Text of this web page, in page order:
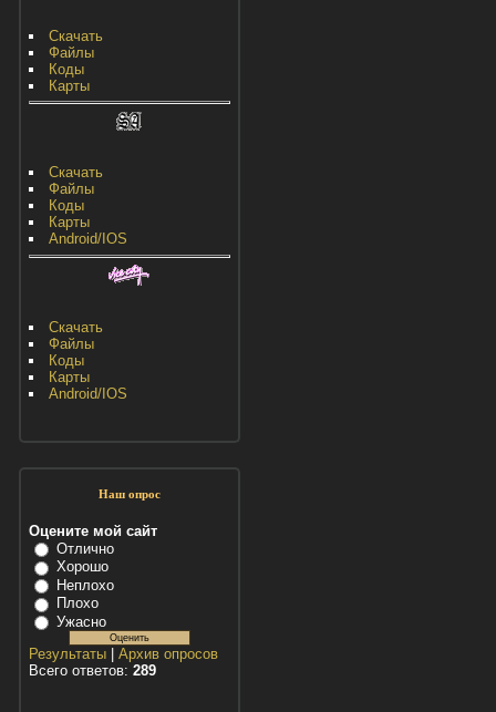
Скачать
Файлы
Коды
Карты
Скачать
Файлы
Коды
Карты
Android/IOS
Скачать
Файлы
Коды
Карты
Android/IOS
Наш опрос
Оцените мой сайт
Отлично
Хорошо
Неплохо
Плохо
Ужасно
Результаты| Архив опросов
Всего ответов: 289